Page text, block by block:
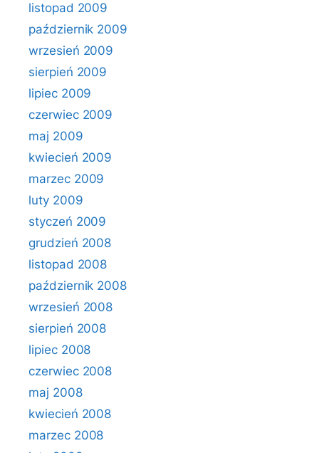
listopad 2009
październik 2009
wrzesień 2009
sierpień 2009
lipiec 2009
czerwiec 2009
maj 2009
kwiecień 2009
marzec 2009
luty 2009
styczeń 2009
grudzień 2008
listopad 2008
październik 2008
wrzesień 2008
sierpień 2008
lipiec 2008
czerwiec 2008
maj 2008
kwiecień 2008
marzec 2008